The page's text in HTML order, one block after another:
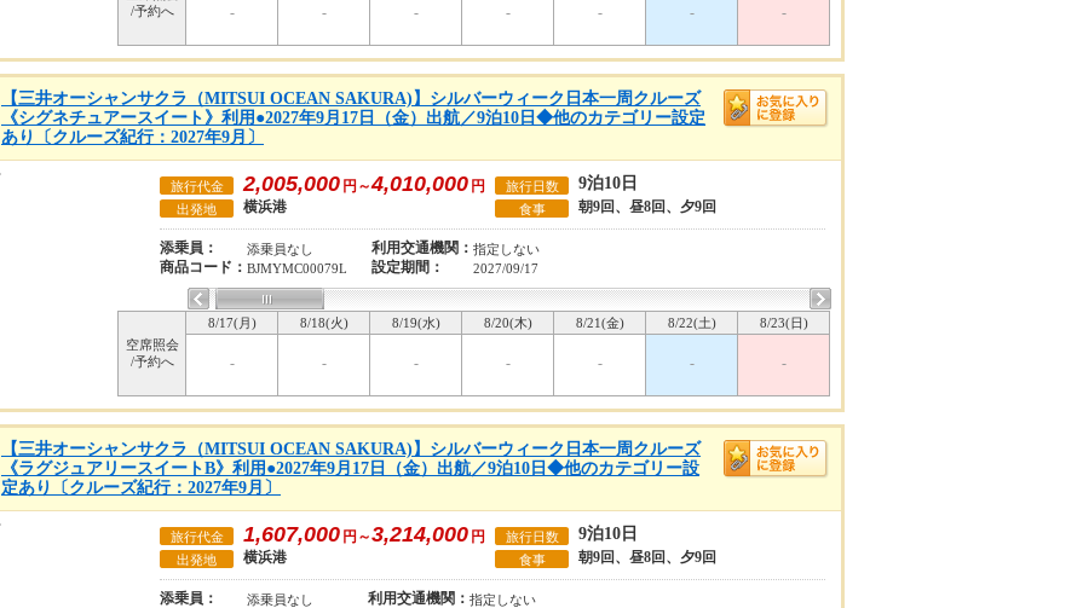
/予約へ
- - - - - - -
【三井オーシャンサクラ（MITSUI OCEAN SAKURA)】シルバーウィーク日本一周クルーズ
《シグネチュアースイート》利用●2027年9月17日（金）出航／9泊10日◆他のカテゴリー設定
あり〔クルーズ紀行：2027年9月〕
旅行代金 2,005,000 円～4,010,000 円 旅行日数 9泊10日
出発地 横浜港 食事 朝9回、昼8回、夕9回
添乗員： 添乗員なし 利用交通機関： 指定しない
商品コード： BJMYMC00079L 設定期間： 2027/09/17
空席照会
/予約へ
8/17(月) 8/18(火) 8/19(水) 8/20(木) 8/21(金) 8/22(土) 8/23(日)
- - - - - - -
【三井オーシャンサクラ（MITSUI OCEAN SAKURA)】シルバーウィーク日本一周クルーズ
《ラグジュアリースイートB》利用●2027年9月17日（金）出航／9泊10日◆他のカテゴリー設
定あり〔クルーズ紀行：2027年9月〕
旅行代金 1,607,000 円～3,214,000 円 旅行日数 9泊10日
出発地 横浜港 食事 朝9回、昼8回、夕9回
添乗員： 添乗員なし 利用交通機関： 指定しない